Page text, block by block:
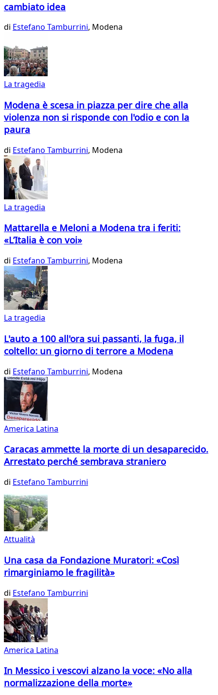
cambiato idea
di Estefano Tamburrini, Modena
La tragedia
Modena è scesa in piazza per dire che alla
violenza non si risponde con l'odio e con la
paura
di Estefano Tamburrini, Modena
La tragedia
Mattarella e Meloni a Modena tra i feriti:
«L’Italia è con voi»
di Estefano Tamburrini, Modena
La tragedia
L'auto a 100 all'ora sui passanti, la fuga, il
coltello: un giorno di terrore a Modena
di Estefano Tamburrini, Modena
America Latina
Caracas ammette la morte di un desaparecido.
Arrestato perché sembrava straniero
di Estefano Tamburrini
Attualità
Una casa da Fondazione Muratori: «Così
rimarginiamo le fragilità»
di Estefano Tamburrini
America Latina
In Messico i vescovi alzano la voce: «No alla
normalizzazione della morte»